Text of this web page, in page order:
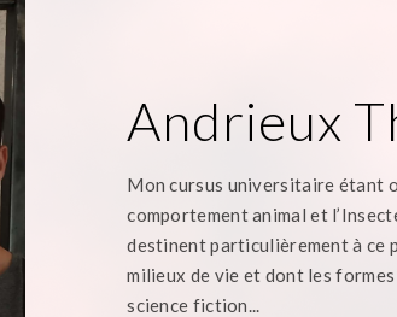
Andrieux
Mon cursus universitaire étant
comportement animal et
destinent particulièrement à ce
milieux de vie et dont les
science fiction...